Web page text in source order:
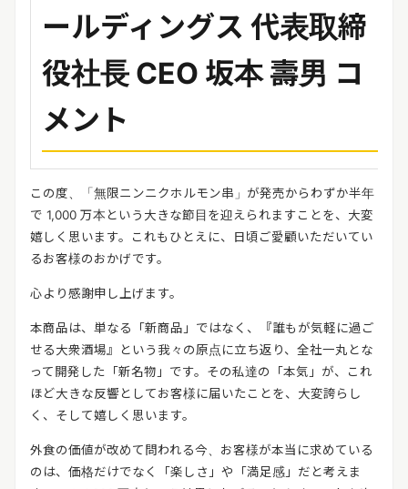
ールディングス 代表取締
役社長 CEO 坂本 壽男 コ
メント
この度、「無限ニンニクホルモン串」が発売からわずか半年
で 1,000 万本という大きな節目を迎えられますことを、大変
嬉しく思います。これもひとえに、日頃ご愛顧いただいてい
るお客様のおかげです。
心より感謝申し上げます。
本商品は、単なる「新商品」ではなく、『誰もが気軽に過ご
せる大衆酒場』という我々の原点に立ち返り、全社一丸とな
って開発した「新名物」です。その私達の「本気」が、これ
ほど大きな反響としてお客様に届いたことを、大変誇らし
く、そして嬉しく思います。
外食の価値が改めて問われる今、お客様が本当に求めている
のは、価格だけでなく「楽しさ」や「満足感」だと考えま